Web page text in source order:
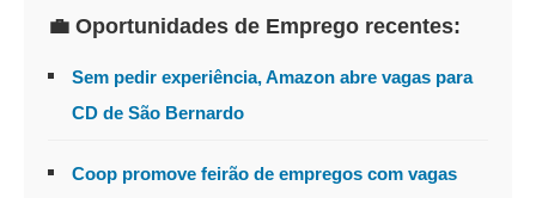
💼 Oportunidades de Emprego recentes:
Sem pedir experiência, Amazon abre vagas para
CD de São Bernardo
Coop promove feirão de empregos com vagas